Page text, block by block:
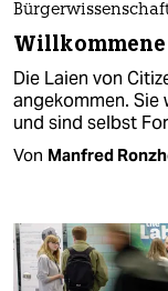
Die Laien von
angekommen. Sie
und sind selbst
Von Manfred